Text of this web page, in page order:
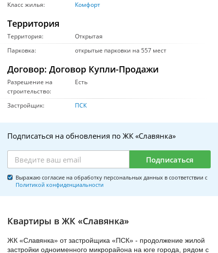
Класс жилья:
Комфорт
Территория
Территория:
Открытая
Парковка:
открытые парковки на 557 мест
Договор: Договор Купли-Продажи
Разрешение на
строительство:
Есть
Застройщик: ПСК
Подписаться на обновления по ЖК «Славянка»
Подписаться
Выражаю согласие на обработку персональных данных в соответствии с
Политикой конфиденциальности
Квартиры в ЖК «Славянка»
ЖК «Славянка» от застройщика «ПСК» - продолжение жилой
застройки одноименного микрорайона на юге города, рядом с